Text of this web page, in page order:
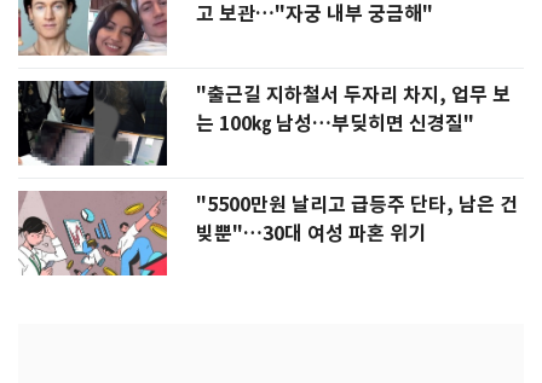
고 보관…"자궁 내부 궁금해"
"출근길 지하철서 두자리 차지, 업무 보
는 100㎏ 남성…부딪히면 신경질"
"5500만원 날리고 급등주 단타, 남은 건
빚뿐"…30대 여성 파혼 위기